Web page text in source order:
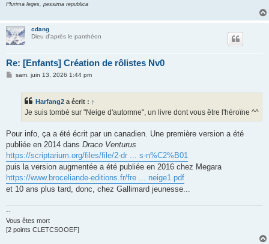
Plurima leges, pessima republica
cdang
Dieu d'après le panthéon
Re: [Enfants] Création de rôlistes Nv0
Msam. juin 13, 2026 1:44 pm
Harfang2 a écrit : ↑
Je suis tombé sur "Neige d'automne", un livre dont vous être l'héroïne ^^
Pour info, ça a été écrit par un canadien. Une première version a été
publiée en 2014 dans Draco Venturus
https://scriptarium.org/files/file/2-dr ... s-n%C2%B01
puis la version augmentée a été publiée en 2016 chez Megara
https://www.broceliande-editions.fr/fre ... neige1.pdf
et 10 ans plus tard, donc, chez Gallimard jeunesse...
--
Vous êtes mort
[2 points CLETCSOOEF]